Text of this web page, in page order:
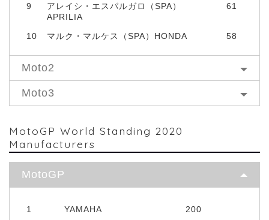
9
アレイシ・エスパルガロ（SPA）
APRILIA
61
10 マルク・マルケス（SPA）HONDA 58
Moto2
Moto3
MotoGP World Standing 2020
Manufacturers
MotoGP
1 YAMAHA
200